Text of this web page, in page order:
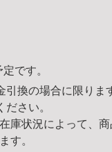
です。
引換の場合に限りま
ださい。
庫状況によって、
す。